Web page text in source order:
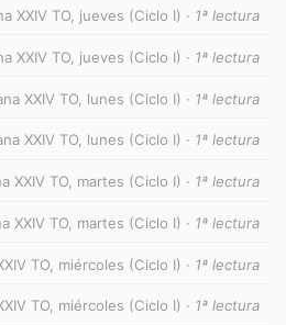
XXIV TO, jueves (Ciclo I) · 1ª lectura
XXIV TO, jueves (Ciclo I) · 1ª lectura
XXIV TO, lunes (Ciclo I) · 1ª lectura
XXIV TO, lunes (Ciclo I) · 1ª lectura
XXIV TO, martes (Ciclo I) · 1ª lectura
XXIV TO, martes (Ciclo I) · 1ª lectura
TO, miércoles (Ciclo I) · 1ª lectura
TO, miércoles (Ciclo I) · 1ª lectura